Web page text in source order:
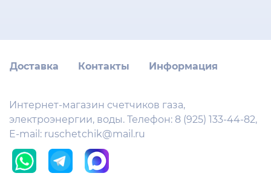
Доставка Контакты Информация
Интернет-магазин счетчиков газа,
электроэнергии, воды. Телефон: 8 (925) 133-44-82,
E-mail: ruschetchik@mail.ru